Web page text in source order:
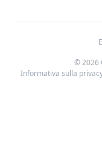
© 2026
Informativa sulla